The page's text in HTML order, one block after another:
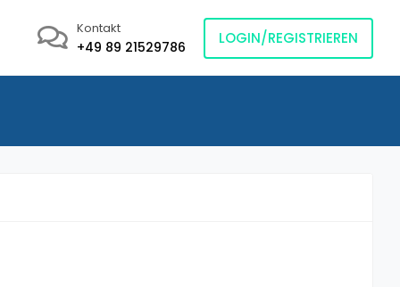
Kontakt
+49 89 21529786 LOGIN/REGISTRIEREN